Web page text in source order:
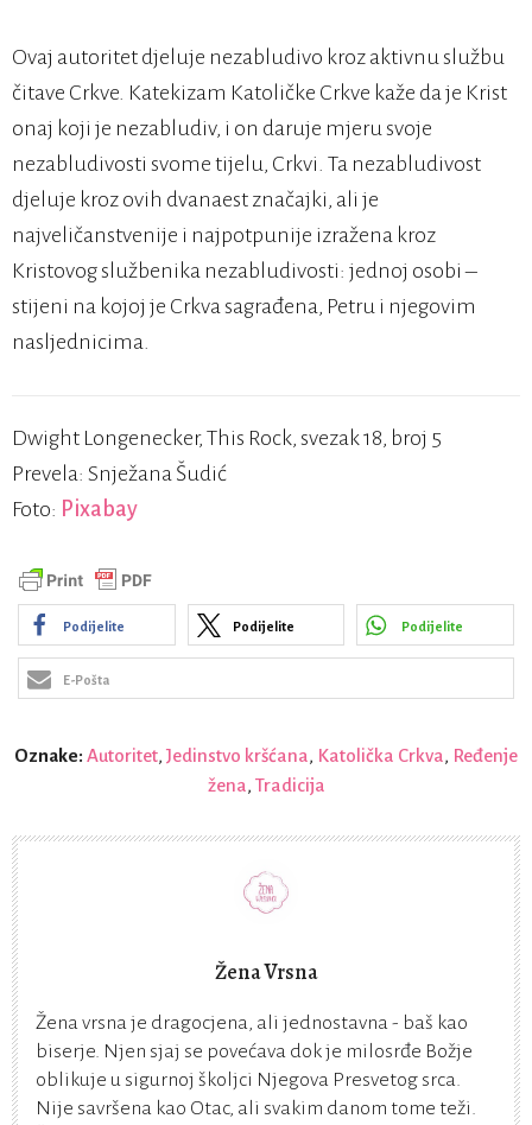
Ovaj autoritet djeluje nezabludivo kroz aktivnu službu
čitave Crkve. Katekizam Katoličke Crkve kaže da je Krist
onaj koji je nezabludiv, i on daruje mjeru svoje
nezabludivosti svome tijelu, Crkvi. Ta nezabludivost
djeluje kroz ovih dvanaest značajki, ali je
najveličanstvenije i najpotpunije izražena kroz
Kristovog službenika nezabludivosti: jednoj osobi –
stijeni na kojoj je Crkva sagrađena, Petru i njegovim
nasljednicima.
Dwight Longenecker, This Rock, svezak 18, broj 5
Prevela: Snježana Šudić
Foto: Pixabay
Podijelite Podijelite Podijelite
E-Pošta
Oznake: Autoritet, Jedinstvo kršćana, Katolička Crkva, Ređenje
žena, Tradicija
Žena Vrsna
Žena vrsna je dragocjena, ali jednostavna - baš kao
biserje. Njen sjaj se povećava dok je milosrđe Božje
oblikuje u sigurnoj školjci Njegova Presvetog srca.
Nije savršena kao Otac, ali svakim danom tome teži.